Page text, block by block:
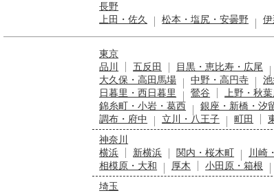
長野
上田・佐久
松本・塩尻・安曇野
東京
品川
五反田 目黒・恵比寿・広尾
大久保・高田馬場
中野・高円寺
日暮里・西日暮里
鶯谷 上野・秋葉
錦糸町・小岩・葛西
銀座・新橋・汐
調布・府中
立川・八王子 町田
神奈川
横浜
新横浜 関内・桜木町 川崎
相模原・大和
厚木 小田原・箱根
埼玉